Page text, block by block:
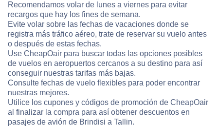
Recomendamos volar de lunes a viernes para evitar
recargos que hay los fines de semana.
Evite volar sobre las fechas de vacaciones donde se
registra más tráfico aéreo, trate de reservar su vuelo antes
o después de estas fechas.
Use CheapOair para buscar todas las opciones posibles
de vuelos en aeropuertos cercanos a su destino para así
conseguir nuestras tarifas más bajas.
Consulte fechas de vuelo flexibles para poder encontrar
nuestras mejores.
Utilice los cupones y códigos de promoción de CheapOair
al finalizar la compra para así obtener descuentos en
pasajes de avión de Brindisi a Tallin.